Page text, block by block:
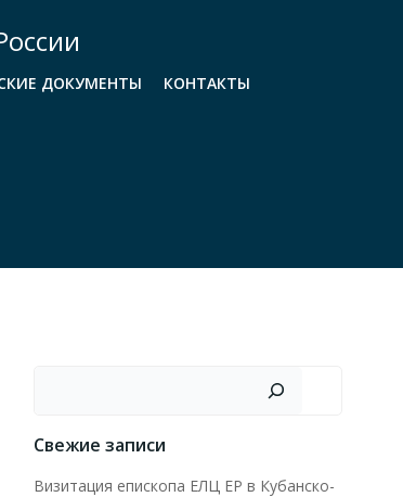
ДОКУМЕНТЫ КОНТАКТЫ
Свежие записи
Визитация епископа ЕЛЦ ЕР в Кубанско-